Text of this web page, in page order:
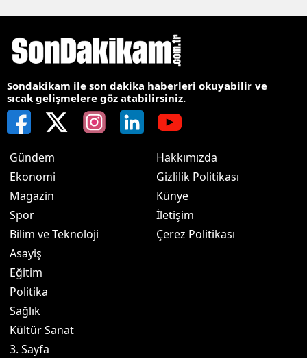
Sondakikam ile son dakika haberleri okuyabilir ve
sıcak gelişmelere göz atabilirsiniz.
Gündem
Ekonomi
Magazin
Spor
Bilim ve Teknoloji
Asayiş
Eğitim
Politika
Sağlık
Kültür Sanat
3. Sayfa
Hakkımızda
Gizlilik Politikası
Künye
İletişim
Çerez Politikası